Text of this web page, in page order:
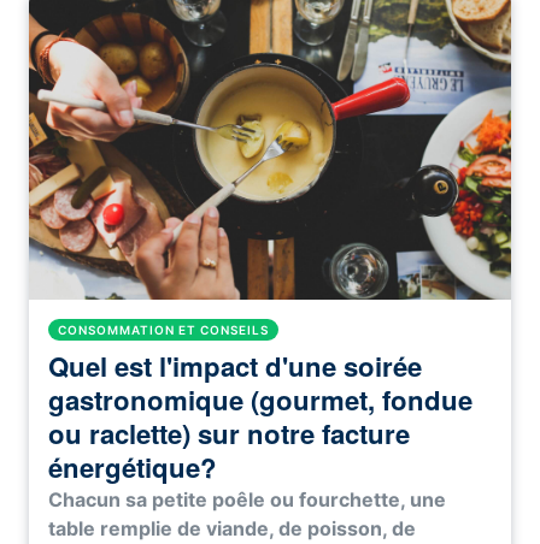
CONSOMMATION ET CONSEILS
Quel est l'impact d'une soirée
gastronomique (gourmet, fondue
ou raclette) sur notre facture
énergétique?
Chacun sa petite poêle ou fourchette, une
table remplie de viande, de poisson, de